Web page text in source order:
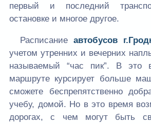
первый и последний
остановке и многое другое.
Расписание автобусов
учетом утренних и вечерних
называемый “час пик”. В это
маршруте курсирует больше
сможете беспрепятственно
учебу, домой. Но в это время
дорогах, с чем могут быть